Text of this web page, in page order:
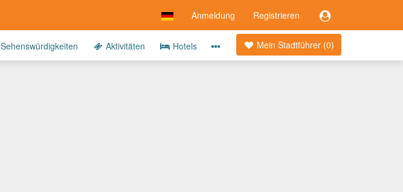
Anmeldung Registrieren
Mein Stadtführer (0)
Sehenswürdigkeiten Aktivitäten Hotels